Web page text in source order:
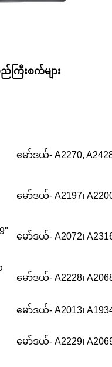
ကြီးစက်များ
မော်ဒယ်- A2270,
မော်ဒယ်- A2197၊
မော်ဒယ်- A2072၊
မော်ဒယ်- A2228၊
မော်ဒယ်- A2013၊
မော်ဒယ်- A2229၊